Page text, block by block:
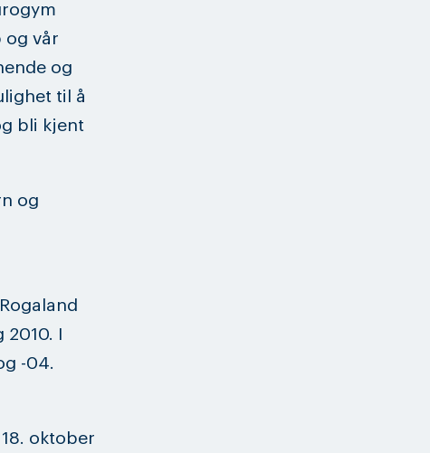
og vår
og
til å
bli kjent
og
2010. I
-04.
oktober